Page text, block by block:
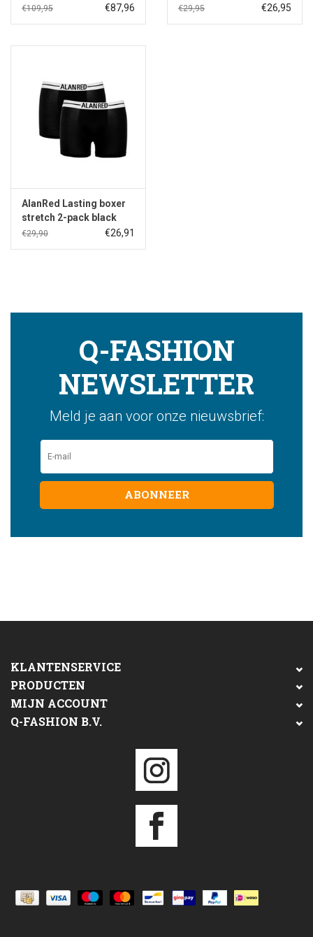
€109,95 €87,96
fit white
€29,95 €26,95
AlanRed Lasting boxer
stretch 2-pack black
€29,90 €26,91
Q-FASHION
NEWSLETTER
Meld je aan voor onze nieuwsbrief:
ABONNEER
KLANTENSERVICE
PRODUCTEN
MIJN ACCOUNT
Q-FASHION B.V.